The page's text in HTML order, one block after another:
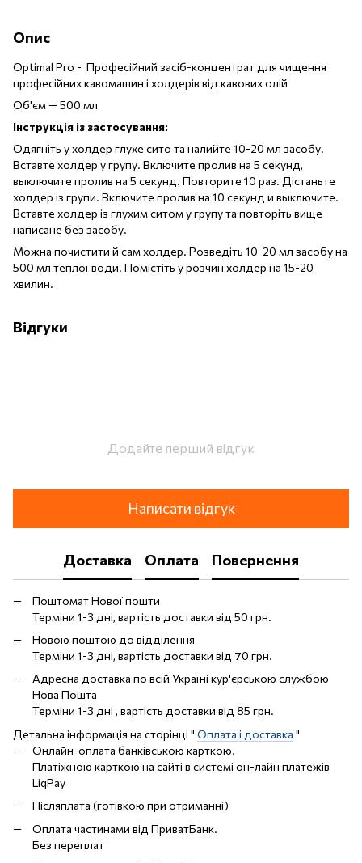
Опис
Optimal Pro - Професійний засіб-концентрат для чищення
професійних кавомашин і холдерів від кавових олій
Об'єм — 500 мл
Інструкція із застосування:
Одягніть у холдер глухе сито та налийте 10-20 мл засобу.
Вставте холдер у групу. Включите пролив на 5 секунд,
выключите пролив на 5 секунд. Повторите 10 раз. Дістаньте
холдер із групи. Включите пролив на 10 секунд и выключите.
Вставте холдер із глухим ситом у групу та повторіть вище
написане без засобу.
Можна почистити й сам холдер. Розведіть 10-20 мл засобу на
500 мл теплої води. Помістіть у розчин холдер на 15-20
хвилин.
Відгуки
Додайте перший відгук
Написати відгук
Доставка Оплата Повернення
Поштомат Нової пошти
Терміни 1-3 дні, вартість доставки від 50 грн.
Новою поштою до відділення
Терміни 1-3 дні, вартість доставки від 70 грн.
Адресна доставка по всій Україні кур'єрською службою
Нова Пошта
Терміни 1-3 дні , вартість доставки від 85 грн.
Детальна інформація на сторінці " Оплата і доставка "
Онлайн-оплата банківською карткою.
Платіжною карткою на сайті в системі он-лайн платежів
LiqPay
Післяплата (готівкою при отриманні)
Оплата частинами від ПриватБанк.
Без переплат